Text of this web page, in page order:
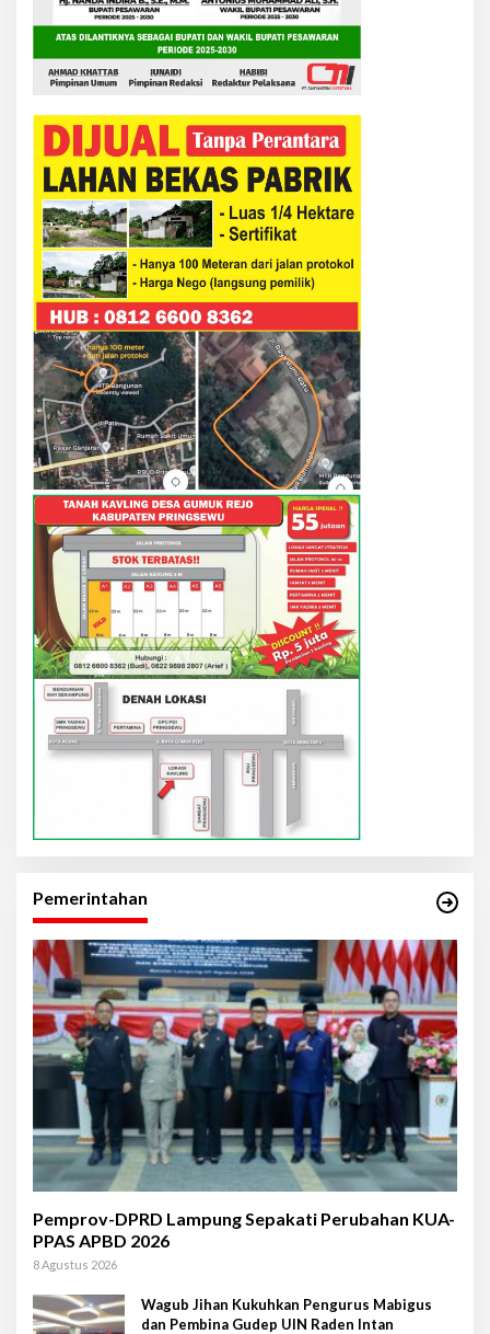
Pemerintahan
Pemprov-DPRD Lampung Sepakati Perubahan KUA-
PPAS APBD 2026
8 Agustus 2026
Wagub Jihan Kukuhkan Pengurus Mabigus
dan Pembina Gudep UIN Raden Intan